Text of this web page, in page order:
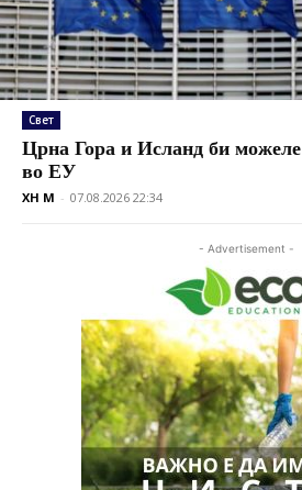
Свет
Црна Гора и Исланд би можеле
во ЕУ
XH M - 07.08.2026 22:34
- Advertisement -